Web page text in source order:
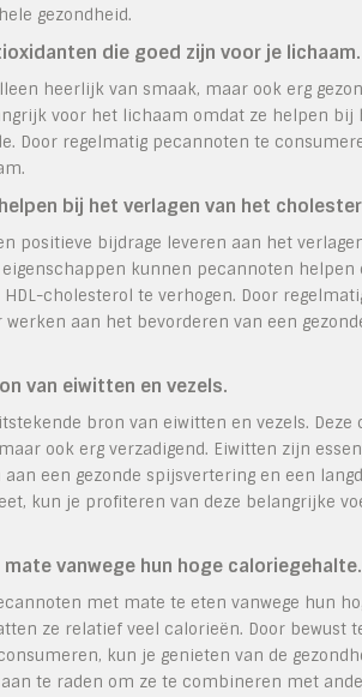
gezondheid.
die goed zijn voor je lichaam.
heerlijk van smaak, maar ook erg
voor het lichaam omdat ze helpen
Door regelmatig pecannoten te
bij het verlagen van het
positieve bijdrage leveren aan het
kunnen pecannoten
cholesterol te verhogen. Door
aan het bevorderen van een
van eiwitten en vezels.
bron van eiwitten en vezels.
ook erg verzadigend. Eiwitten zijn
een gezonde spijsvertering en een
kun je profiteren van deze belangrijke
vanwege hun hoge caloriegehalte.
met mate te eten vanwege hun
ze relatief veel calorieën. Door bewust
kun je genieten van de
te raden om ze te combineren met